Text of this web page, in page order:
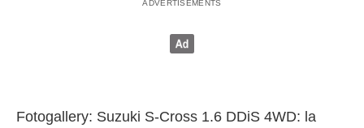
Fotogallery: Suzuki S-Cross 1.6 DDiS 4WD: la